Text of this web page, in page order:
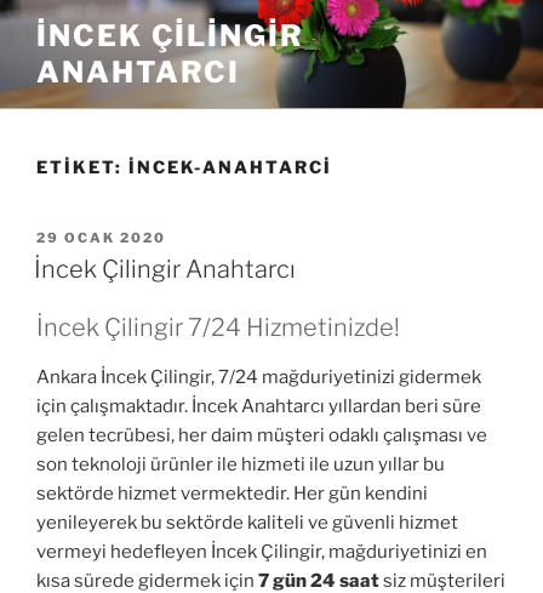
İçeriğe
İNCEK ÇILINGIR
ANAHTARCI
ETIKET: INCEK-ANAHTARCI
YAYIM
TARIHI
29 OCAK 2020
İncek Çilingir Anahtarcı
İncek Çilingir 7/24 Hizmetinizde!
Ankara İncek Çilingir, 7/24 mağduriyetinizi gidermek
için çalışmaktadır. İncek Anahtarcı yıllardan beri süre
gelen tecrübesi, her daim müşteri odaklı çalışması ve
son teknoloji ürünler ile hizmeti ile uzun yıllar bu
sektörde hizmet vermektedir. Her gün kendini
yenileyerek bu sektörde kaliteli ve güvenli hizmet
vermeyi hedefleyen İncek Çilingir, mağduriyetinizi en
kısa sürede gidermek için 7 gün 24 saatsiz müşterileri